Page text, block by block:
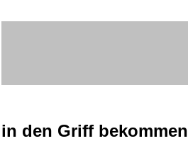
in den Griff bekommen